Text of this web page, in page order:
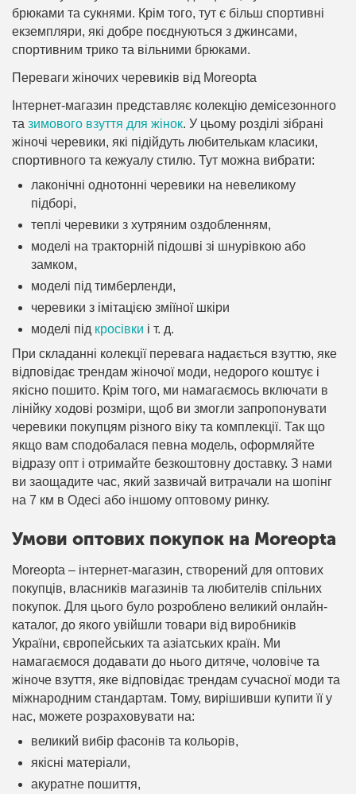
брюками та сукнями. Крім того, тут є більш спортивні
екземпляри, які добре поєднуються з джинсами,
спортивним трико та вільними брюками.
Переваги жіночих черевиків від Moreopta
Інтернет-магазин представляє колекцію демісезонного
тазимового взуття для жінок. У цьому розділі зібрані
жіночі черевики, які підійдуть любителькам класики,
спортивного та кежуалу стилю. Тут можна вибрати:
лаконічні однотонні черевики на невеликому
підборі,
теплі черевики з хутряним оздобленням,
моделі на тракторній підошві зі шнурівкою або
замком,
моделі під тимберленди,
черевики з імітацією зміїної шкіри
моделі під кросівки і т. д.
При складанні колекції перевага надається взуттю, яке
відповідає трендам жіночої моди, недорого коштує і
якісно пошито. Крім того, ми намагаємось включати в
лінійку ходові розміри, щоб ви змогли запропонувати
черевики покупцям різного віку та комплекції. Так що
якщо вам сподобалася певна модель, оформляйте
відразу опт і отримайте безкоштовну доставку. З нами
ви заощадите час, який зазвичай витрачали на шопінг
на 7 км в Одесі або іншому оптовому ринку.
Умови оптових покупок на Moreopta
Moreopta – інтернет-магазин, створений для оптових
покупців, власників магазинів та любителів спільних
покупок. Для цього було розроблено великий онлайн-
каталог, до якого увійшли товари від виробників
України, європейських та азіатських країн. Ми
намагаємося додавати до нього дитяче, чоловіче та
жіноче взуття, яке відповідає трендам сучасної моди та
міжнародним стандартам. Тому, вирішивши купити її у
нас, можете розраховувати на:
великий вибір фасонів та кольорів,
якісні матеріали,
акуратне пошиття,